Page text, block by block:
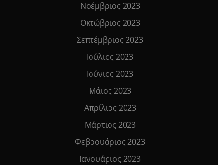
Νοέμβριος 2023
Οκτώβριος 2023
Σεπτέμβριος 2023
Ιούλιος 2023
Ιούνιος 2023
Μάιος 2023
Απρίλιος 2023
Μάρτιος 2023
Φεβρουάριος 2023
Ιανουάριος 2023